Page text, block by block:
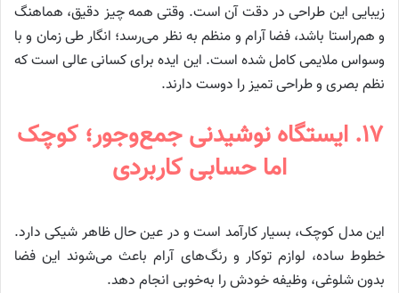
زیبایی این طراحی در دقت آن است. وقتی همه چیز دقیق، هماهنگ
و هم‌راستا باشد، فضا آرام و منظم به نظر می‌رسد؛ انگار طی زمان و با
وسواس ملایمی کامل شده است. این ایده برای کسانی عالی است که
نظم بصری و طراحی تمیز را دوست دارند.
۱۷. ایستگاه نوشیدنی جمع‌وجور؛ کوچک
اما حسابی کاربردی
این مدل کوچک، بسیار کارآمد است و در عین حال ظاهر شیکی دارد.
خطوط ساده، لوازم توکار و رنگ‌های آرام باعث می‌شوند این فضا
بدون شلوغی، وظیفه خودش را به‌خوبی انجام دهد.